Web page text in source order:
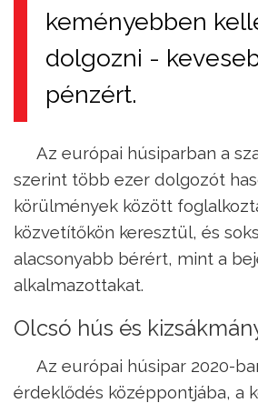
keményebben
dolgozni -
pénzért.
Az európai húsiparban a
szerint több ezer dolgozót
körülmények között
közvetítőkön keresztül, és
alacsonyabb bérért, mint a
alkalmazottakat.
Olcsó hús és
Az európai húsipar 2020-
érdeklődés középpontjába, a